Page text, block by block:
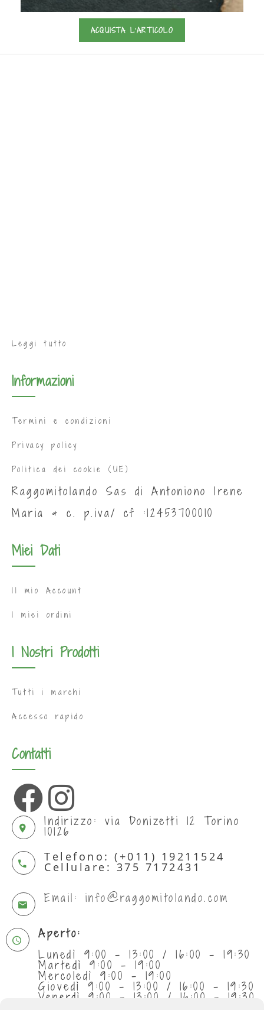
ACQUISTA L'ARTICOLO
Leggi tutto
Informazioni
Termini e condizioni
Privacy policy
Politica dei cookie (UE)
Raggomitolando Sas di Antoniono Irene
Maria & c. p.iva/ cf :12453700010
Miei Dati
Il mio Account
I miei ordini
I Nostri Prodotti
Tutti i marchi
Accesso rapido
Contatti
Indirizzo: via Donizetti 12 Torino
10126
Telefono: (+011) 19211524
Cellulare: 375 7172431
Email: info@raggomitolando.com
Aperto:
Lunedì 9:00 - 13:00 / 16:00 - 19:30
Martedì 9:00 - 19:00
Mercoledì 9:00 - 19:00
Giovedì 9:00 - 13:00 / 16:00 - 19:30
Venerdì 9:00 - 13:00 / 16:00 - 19:30